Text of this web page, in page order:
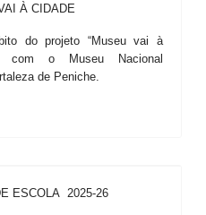
À CIDADE
do projeto “Museu vai à
com o Museu Nacional
de Peniche.
ESCOLA 2025-26